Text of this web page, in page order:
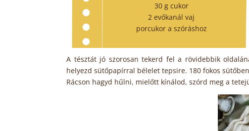
30 g cukor
2 evőkanál vaj
porcukor a szóráshoz
A tésztát jó szorosan tekerd fel a rövidebbik
helyezd sütőpapírral bélelet tepsire. 180 fokos
Rácson hagyd hűlni, mielőtt kínálod, szórd meg a